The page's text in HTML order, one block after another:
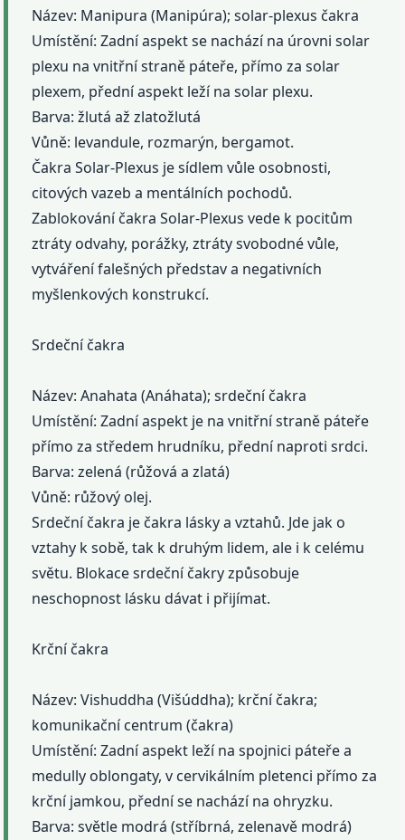
Název: Manipura (Manipúra); solar-plexus čakra
Umístění: Zadní aspekt se nachází na úrovni solar
plexu na vnitřní straně páteře, přímo za solar
plexem, přední aspekt leží na solar plexu.
Barva: žlutá až zlatožlutá
Vůně: levandule, rozmarýn, bergamot.
Čakra Solar-Plexus je sídlem vůle osobnosti,
citových vazeb a mentálních pochodů.
Zablokování čakra Solar-Plexus vede k pocitům
ztráty odvahy, porážky, ztráty svobodné vůle,
vytváření falešných představ a negativních
myšlenkových konstrukcí.
Srdeční čakra
Název: Anahata (Anáhata); srdeční čakra
Umístění: Zadní aspekt je na vnitřní straně páteře
přímo za středem hrudníku, přední naproti srdci.
Barva: zelená (růžová a zlatá)
Vůně: růžový olej.
Srdeční čakra je čakra lásky a vztahů. Jde jak o
vztahy k sobě, tak k druhým lidem, ale i k celému
světu. Blokace srdeční čakry způsobuje
neschopnost lásku dávat i přijímat.
Krční čakra
Název: Vishuddha (Višúddha); krční čakra;
komunikační centrum (čakra)
Umístění: Zadní aspekt leží na spojnici páteře a
medully oblongaty, v cervikálním pletenci přímo za
krční jamkou, přední se nachází na ohryzku.
Barva: světle modrá (stříbrná, zelenavě modrá)